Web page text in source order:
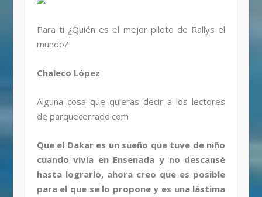
Para ti ¿Quién es el mejor piloto de Rallys el
mundo?
Chaleco López
Alguna cosa que quieras decir a los lectores
de parquecerrado.com
Que el Dakar es un sueño que tuve de niño
cuando vivía en Ensenada y no descansé
hasta lograrlo, ahora creo que es posible
para el que se lo propone y es una lástima